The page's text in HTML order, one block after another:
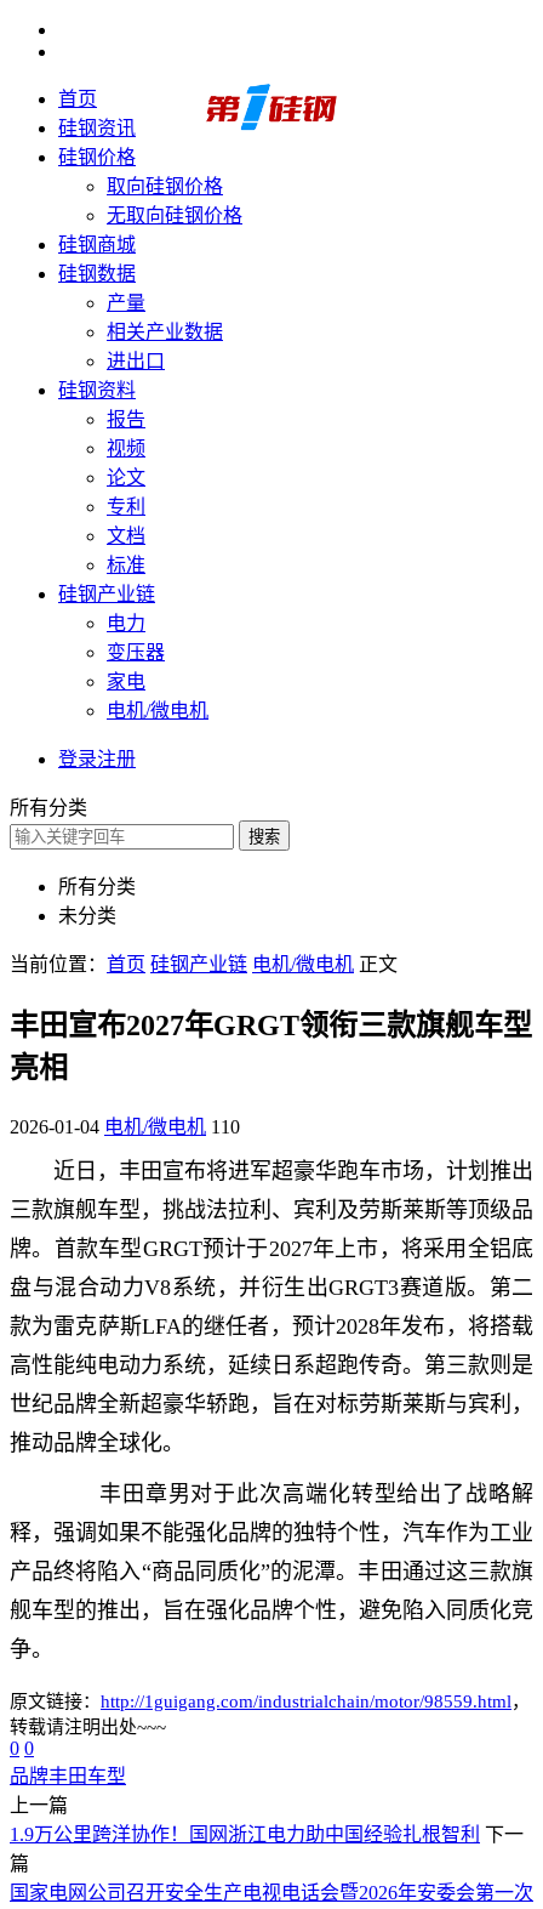
首页
硅钢资讯
硅钢价格
取向硅钢价格
无取向硅钢价格
硅钢商城
硅钢数据
产量
相关产业数据
进出口
硅钢资料
报告
视频
论文
专利
文档
标准
硅钢产业链
电力
变压器
家电
电机/微电机
登录注册
所有分类
搜索
所有分类
未分类
当前位置： 首页 硅钢产业链 电机/微电机 正文
丰田宣布2027年GRGT领衔三款旗舰车型
亮相
2026-01-04 电机/微电机 110
近日，丰田宣布将进军超豪华跑车市场，计划推出
三款旗舰车型，挑战法拉利、宾利及劳斯莱斯等顶级品
牌。首款车型GRGT预计于2027年上市，将采用全铝底
盘与混合动力V8系统，并衍生出GRGT3赛道版。第二
款为雷克萨斯LFA的继任者，预计2028年发布，将搭载
高性能纯电动力系统，延续日系超跑传奇。第三款则是
世纪品牌全新超豪华轿跑，旨在对标劳斯莱斯与宾利，
推动品牌全球化。
丰田章男对于此次高端化转型给出了战略解
释，强调如果不能强化品牌的独特个性，汽车作为工业
产品终将陷入“商品同质化”的泥潭。丰田通过这三款旗
舰车型的推出，旨在强化品牌个性，避免陷入同质化竞
争。
原文链接： http://1guigang.com/industrialchain/motor/98559.html，
转载请注明出处~~~
0 0
品牌丰田车型
上一篇
1.9万公里跨洋协作！国网浙江电力助中国经验扎根智利 下一
篇
国家电网公司召开安全生产电视电话会暨2026年安委会第一次